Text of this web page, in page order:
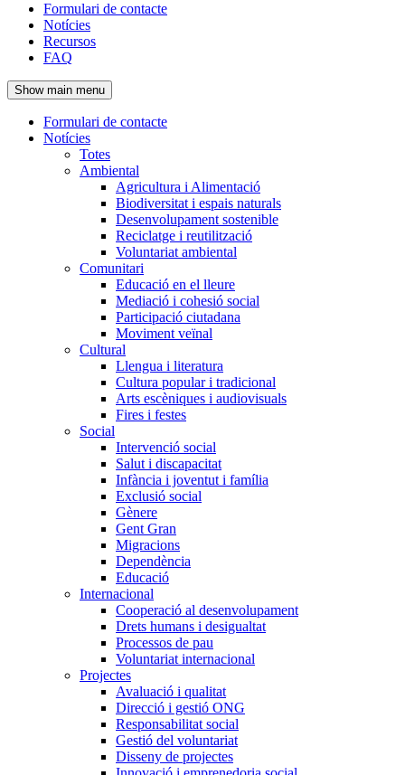
Navegació
principal
de
l'encapçalament
Formulari de contacte
Notícies
Recursos
FAQ
Show main menu
Navegació
principal
Formulari de contacte
Notícies
Totes
Ambiental
Agricultura i Alimentació
Biodiversitat i espais naturals
Desenvolupament sostenible
Reciclatge i reutilització
Voluntariat ambiental
Comunitari
Educació en el lleure
Mediació i cohesió social
Participació ciutadana
Moviment veïnal
Cultural
Llengua i literatura
Cultura popular i tradicional
Arts escèniques i audiovisuals
Fires i festes
Social
Intervenció social
Salut i discapacitat
Infància i joventut i família
Exclusió social
Gènere
Gent Gran
Migracions
Dependència
Educació
Internacional
Cooperació al desenvolupament
Drets humans i desigualtat
Processos de pau
Voluntariat internacional
Projectes
Avaluació i qualitat
Direcció i gestió ONG
Responsabilitat social
Gestió del voluntariat
Disseny de projectes